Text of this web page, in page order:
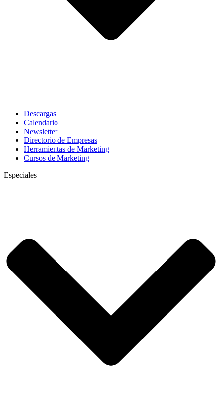
Descargas
Calendario
Newsletter
Directorio de Empresas
Herramientas de Marketing
Cursos de Marketing
Especiales